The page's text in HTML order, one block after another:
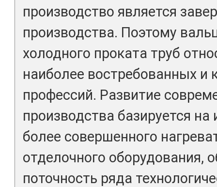
производство является
производства. Поэтому
холодного проката труб
наиболее востребованных
профессий. Развитие
производства базируется на
более совершенного
отделочного оборудования,
поточность ряда